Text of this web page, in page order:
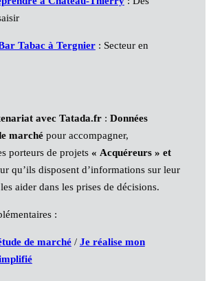
Tabac à Tergnier: Secteur en
avec Tatada.fr: Données
marchépour accompagner,
porteurs de projets « Acquéreurs » et
qu’ils disposent d’informations sur leur
aider dans les prises de décisions.
:
de marché/ Je réalise mon